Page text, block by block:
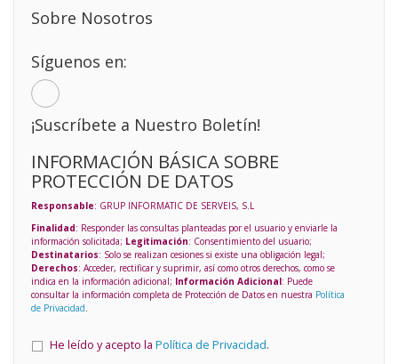
Sobre Nosotros
Síguenos en:
¡Suscríbete a Nuestro Boletín!
INFORMACIÓN BÁSICA SOBRE
PROTECCIÓN DE DATOS
Responsable: GRUP INFORMATIC DE SERVEIS, S.L
Finalidad: Responder las consultas planteadas por el usuario y enviarle la
información solicitada; Legitimación: Consentimiento del usuario;
Destinatarios: Solo se realizan cesiones si existe una obligación legal;
Derechos: Acceder, rectificar y suprimir, así como otros derechos, como se
indica en la información adicional; Información Adicional: Puede
consultar la información completa de Protección de Datos en nuestra Política
de Privacidad.
He leído y acepto la Política de Privacidad.